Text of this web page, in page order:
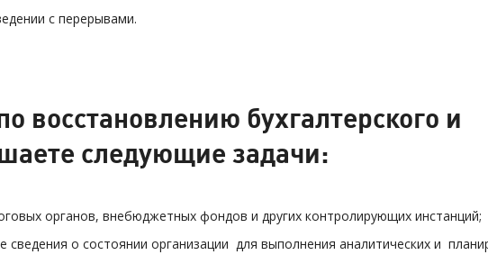
с перерывами.
восстановлению бухгалтерского и
следующие задачи:
органов, внебюджетных фондов и других контролирующих инстанций;
о состоянии организации для выполнения аналитических и